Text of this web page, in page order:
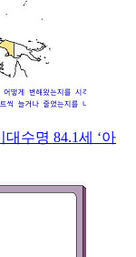
수명 84.1세 ‘아